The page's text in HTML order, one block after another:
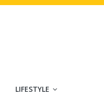
LIFESTYLE